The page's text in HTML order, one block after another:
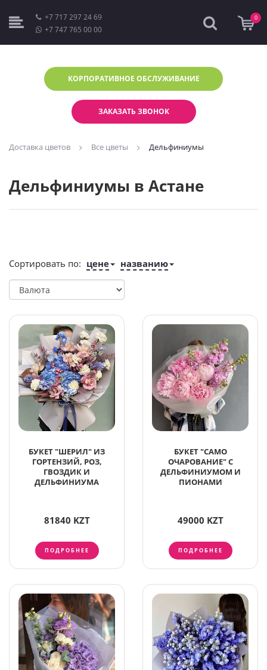
+7 717 297 24 69
+7 747 765 00 00
0
КОРПОРАТИВНОЕ ОБСЛУЖИВАНИЕ
ЗАКАЗАТЬ ЗВОНОК
Доставка цветов Все цветы Дельфиниумы
Дельфиниумы в Астане
Сортировать по: цене названию
БУКЕТ "ШЕРИЛ" ИЗ
ГОРТЕНЗИЙ, РОЗ,
ГВОЗДИК И
ДЕЛЬФИНИУМА
81840 KZT
ПОДРОБНЕЕ
БУКЕТ "САМО
ОЧАРОВАНИЕ" С
ДЕЛЬФИНИУМОМ И
ПИОНАМИ
49000 KZT
ПОДРОБНЕЕ